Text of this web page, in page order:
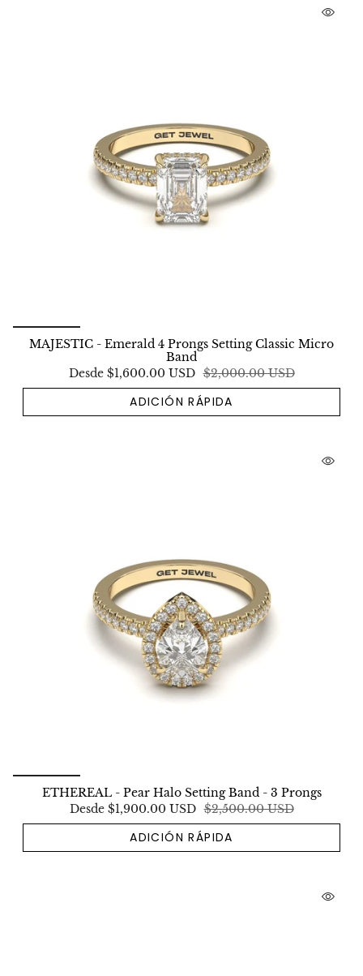
MAJESTIC - Emerald 4 Prongs Setting Classic Micro
Band
Desde$1,600.00 USD $2,000.00 USD
ADICIÓN RÁPIDA
ETHEREAL - Pear Halo Setting Band - 3 Prongs
Desde$1,900.00 USD $2,500.00 USD
ADICIÓN RÁPIDA